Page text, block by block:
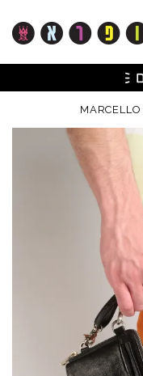
MARCELLO